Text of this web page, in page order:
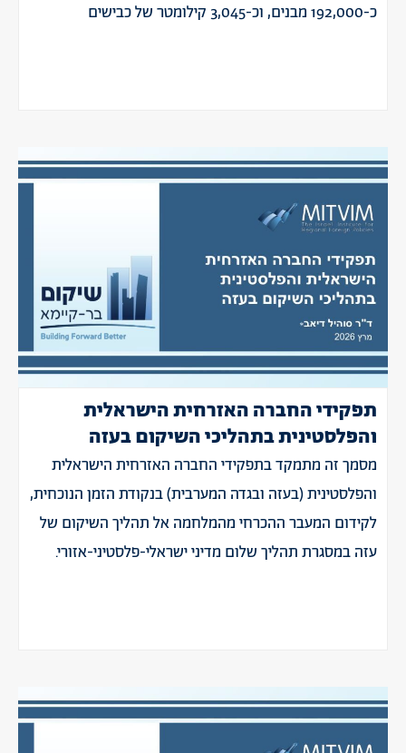
כ-192,000 מבנים, וכ-3,045 קילומטר של כבישים
תפקידי החברה האזרחית הישראלית
והפלסטינית בתהליכי השיקום בעזה
מסמך זה מתמקד בתפקידי החברה האזרחית הישראלית
והפלסטינית (בעזה ובגדה המערבית) בנקודת הזמן הנוכחית,
לקידום המעבר ההכרחי מהמלחמה אל תהליך השיקום של
עזה במסגרת תהליך שלום מדיני ישראלי-פלסטיני-אזורי.